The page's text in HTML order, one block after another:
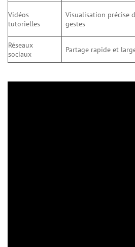
Vidéos
tutorielles
Visualisation précise
gestes
Réseaux
sociaux
Partage rapide et